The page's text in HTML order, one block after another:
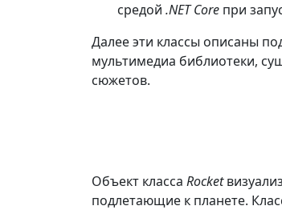
средой .NET Core при
Далее эти классы описаны
мультимедиа библиотеки,
сюжетов.
Объект класса Rocket
подлетающие к планете.